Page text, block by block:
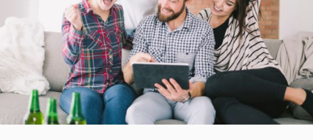
pakket planten,raad het woord,vrijwilligerorganisatie,vrijwilligers